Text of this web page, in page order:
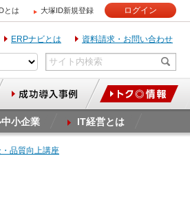
とは 大塚ID新規登録 ログイン
ERPナビとは 資料請求・お問い合わせ
小企業 IT経営とは
品質向上講座